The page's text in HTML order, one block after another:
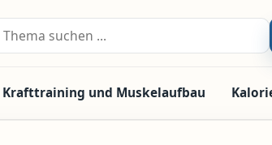
Suche nach:
Krafttraining und Muskelaufbau